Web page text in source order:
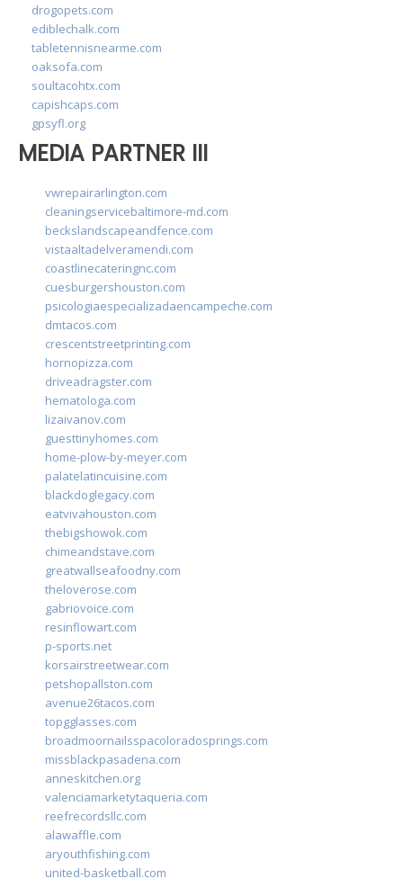
drogopets.com
ediblechalk.com
tabletennisnearme.com
oaksofa.com
soultacohtx.com
capishcaps.com
gpsyfl.org
MEDIA PARTNER III
vwrepairarlington.com
cleaningservicebaltimore-md.com
beckslandscapeandfence.com
vistaaltadelveramendi.com
coastlinecateringnc.com
cuesburgershouston.com
psicologiaespecializadaencampeche.com
dmtacos.com
crescentstreetprinting.com
hornopizza.com
driveadragster.com
hematologa.com
lizaivanov.com
guesttinyhomes.com
home-plow-by-meyer.com
palatelatincuisine.com
blackdoglegacy.com
eatvivahouston.com
thebigshowok.com
chimeandstave.com
greatwallseafoodny.com
theloverose.com
gabriovoice.com
resinflowart.com
p-sports.net
korsairstreetwear.com
petshopallston.com
avenue26tacos.com
topgglasses.com
broadmoornailsspacoloradosprings.com
missblackpasadena.com
anneskitchen.org
valenciamarketytaqueria.com
reefrecordsllc.com
alawaffle.com
aryouthfishing.com
united-basketball.com